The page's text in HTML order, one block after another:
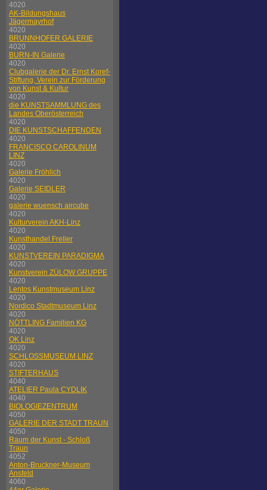
4020
AK-Bildungshaus
Jägermayrhof
4020
BRUNNHOFER GALERIE
4020
BURN-IN Galerie
4020
Clubgalerie der Dr. Ernst Koref-
Stiftung, Verein zur Förderung
von Kunst & Kultur
4020
die KUNSTSAMMLUNG des
Landes Oberösterreich
4020
DIE KUNSTSCHAFFENDEN
4020
FRANCISCO CAROLINUM
LINZ
4020
Galerie Fröhlich
4020
Galerie SEIDLER
4020
galerie wuensch aircube
4020
Kulturverein AKH-Linz
4020
Kunsthandel Freller
4020
KUNSTVEREIN PARADIGMA
4020
Kunstverein ZÜLOW GRUPPE
4020
Lentos Kunstmuseum Linz
4020
Nordico Stadtmuseum Linz
4020
NÖTTLING Familien KG
4020
OK Linz
4020
SCHLOSSMUSEUM LINZ
4020
STIFTERHAUS
4040
ATELIER Paula CYDLIK
4040
BIOLOGIEZENTRUM
4050
GALERIE DER STADT TRAUN
4050
Raum der Kunst - Schloß
Traun
4052
Anton-Bruckner-Museum
Ansfeld
4060